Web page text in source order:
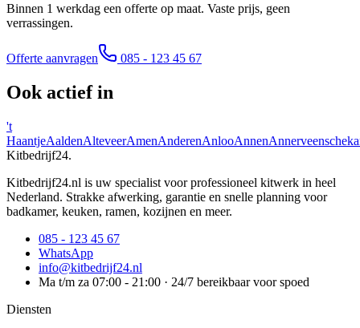
Binnen 1 werkdag een offerte op maat. Vaste prijs, geen
verrassingen.
Offerte aanvragen 085 - 123 45 67
Ook actief in
't
HaantjeAaldenAlteveerAmenAnderenAnlooAnnen
Kitbedrijf24.
Kitbedrijf24.nl is uw specialist voor professioneel kitwerk in heel
Nederland. Strakke afwerking, garantie en snelle planning voor
badkamer, keuken, ramen, kozijnen en meer.
085 - 123 45 67
WhatsApp
info@kitbedrijf24.nl
Ma t/m za 07:00 - 21:00 · 24/7 bereikbaar voor spoed
Diensten